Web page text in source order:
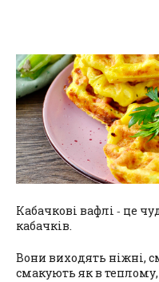
Кабачкові вафлі ‑ це
кабачків.
Вони виходять ніжні,
смакують як в